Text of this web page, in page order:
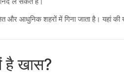
और आधुनिक शहरों में गिना जाता है। यहां
है खास?